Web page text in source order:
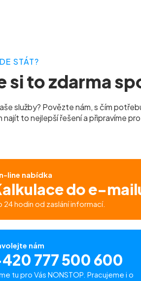
STÁT?
si to zdarma
služby? Povězte nám, s čím
najít to nejlepší řešení a připravíme
line nabídka
do e-
24 hodin od zaslání informací.
nám
777 500 600
tu pro Vás NONSTOP. Pracujeme i o